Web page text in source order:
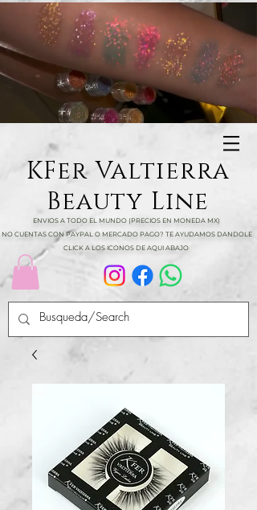
KFer Valtierra
Beauty Line
ENVIOS A TODO EL MUNDO (PRECIOS EN MONEDA MX)
NO CUENTAS CON PAYPAL O MERCADO PAGO? TE AYUDAMOS DANDOLE
CLICK A LOS ICONOS DE AQUI ABAJO